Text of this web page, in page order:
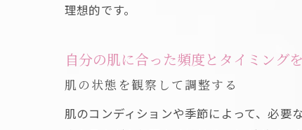
理想的です。
自分の肌に合った頻度とタイミング
肌の状態を観察して調整する
肌のコンディションや季節によって、必要